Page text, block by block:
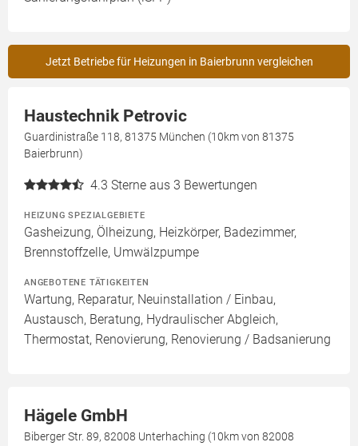
Jetzt Betriebe für Heizungen in Baierbrunn vergleichen
Haustechnik Petrovic
Guardinistraße 118, 81375 München (10km von 81375
Baierbrunn)
4.3 Sterne aus 3 Bewertungen
HEIZUNG SPEZIALGEBIETE
Gasheizung, Ölheizung, Heizkörper, Badezimmer,
Brennstoffzelle, Umwälzpumpe
ANGEBOTENE TÄTIGKEITEN
Wartung, Reparatur, Neuinstallation / Einbau,
Austausch, Beratung, Hydraulischer Abgleich,
Thermostat, Renovierung, Renovierung / Badsanierung
Hägele GmbH
Biberger Str. 89, 82008 Unterhaching (10km von 82008